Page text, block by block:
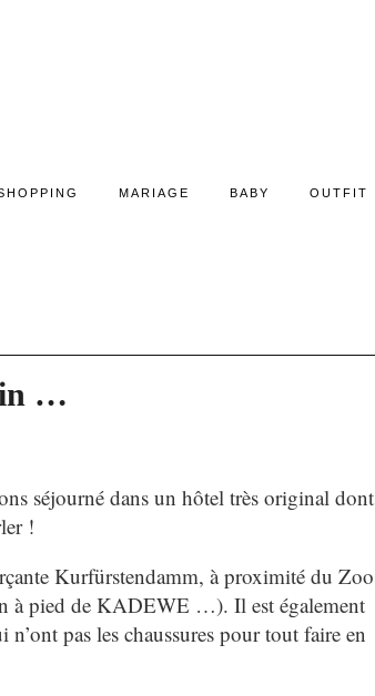
MARIAGE BABY OUTFIT
…
séjourné dans un hôtel très original dont
!
Kurfürstendamm, à proximité du Zoo
à pied de KADEWE …). Il est également
pas les chaussures pour tout faire en